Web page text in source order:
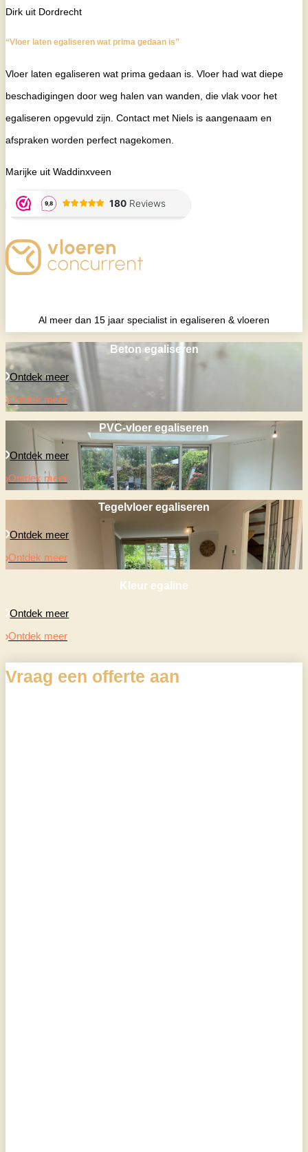
Dirk uit Dordrecht
“Vloer laten egaliseren wat prima gedaan is”
Vloer laten egaliseren wat prima gedaan is. Vloer had wat diepe
beschadigingen door weg halen van wanden, die vlak voor het
egaliseren opgevuld zijn. Contact met Niels is aangenaam en
afspraken worden perfect nagekomen.
Marijke uit Waddinxveen
Al meer dan 15 jaar specialist in egaliseren & vloeren
Beton egaliseren
Ontdek meer
Ontdek meer
PVC-vloer egaliseren
Ontdek meer
Ontdek meer
Tegelvloer egaliseren
Ontdek meer
Ontdek meer
Kleur egaline
Ontdek meer
Ontdek meer
Vraag een offerte aan